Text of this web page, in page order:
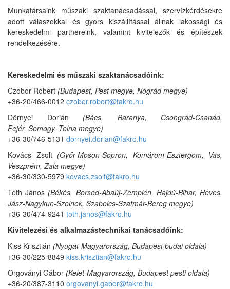
Munkatársaink műszaki szaktanácsadással, szervízkérdésekre
adott válaszokkal és gyors kiszállítással állnak lakossági és
kereskedelmi partnereink, valamint kivitelezők és építészek
rendelkezésére.
Kereskedelmi és műszaki szaktanácsadóink:
Czobor Róbert (Budapest, Pest megye, Nógrád megye)
+36-20/466-0012 czobor.robert@fakro.hu
Dörnyei Dorián (Bács, Baranya, Csongrád-Csanád,
Fejér, Somogy, Tolna megye)
+36-30/746-5131 dornyei.dorian@fakro.hu
Kovács Zsolt (Győr-Moson-Sopron, Komárom-Esztergom, Vas,
Veszprém, Zala megye)
+36-30/330-5979 kovacs.zsolt@fakro.hu
Tóth János (Békés, Borsod-Abaúj-Zemplén, Hajdú-Bihar, Heves,
Jász-Nagykun-Szolnok, Szabolcs-Szatmár-Bereg megye)
+36-30/474-9241 toth.janos@fakro.hu
Kivitelezési és alkalmazástechnikai tanácsadóink:
Kiss Krisztián (Nyugat-Magyarország, Budapest budai oldala)
+36-30/225-8849 kiss.krisztian@fakro.hu
Orgoványi Gábor (Kelet-Magyarország, Budapest pesti oldala)
+36-20/387-3110 orgovanyi.gabor@fakro.hu